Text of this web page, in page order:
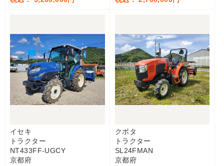
イセキ
トラクター
NT433FF-UGCY
京都府
クボタ
トラクター
SL24FMAN
京都府